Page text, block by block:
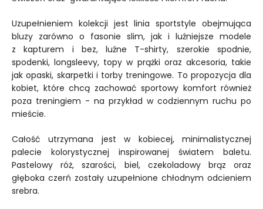
Uzupełnieniem kolekcji jest linia sportstyle obejmująca
bluzy zarówno o fasonie slim, jak i luźniejsze modele
z kapturem i bez, luźne T-shirty, szerokie spodnie,
spodenki, longsleevy, topy w prążki oraz akcesoria, takie
jak opaski, skarpetki i torby treningowe. To propozycja dla
kobiet, które chcą zachować sportowy komfort również
poza treningiem - na przykład w codziennym ruchu po
mieście.
Całość utrzymana jest w kobiecej, minimalistycznej
palecie kolorystycznej inspirowanej światem baletu.
Pastelowy róż, szarości, biel, czekoladowy brąz oraz
głęboka czerń zostały uzupełnione chłodnym odcieniem
srebra.